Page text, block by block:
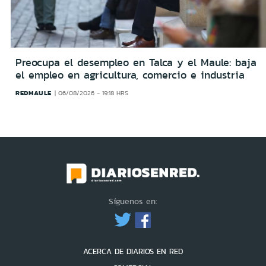
Preocupa el desempleo en Talca y el Maule: baja
el empleo en agricultura, comercio e industria
REDMAULE 06/08/2026 - 19:18 HRS
Síguenos en:
ACERCA DE DIARIOS EN RED